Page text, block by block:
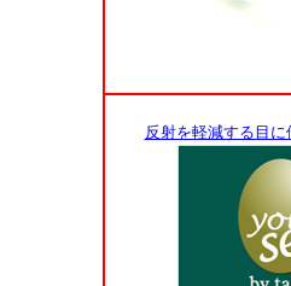
反射を軽減する目に